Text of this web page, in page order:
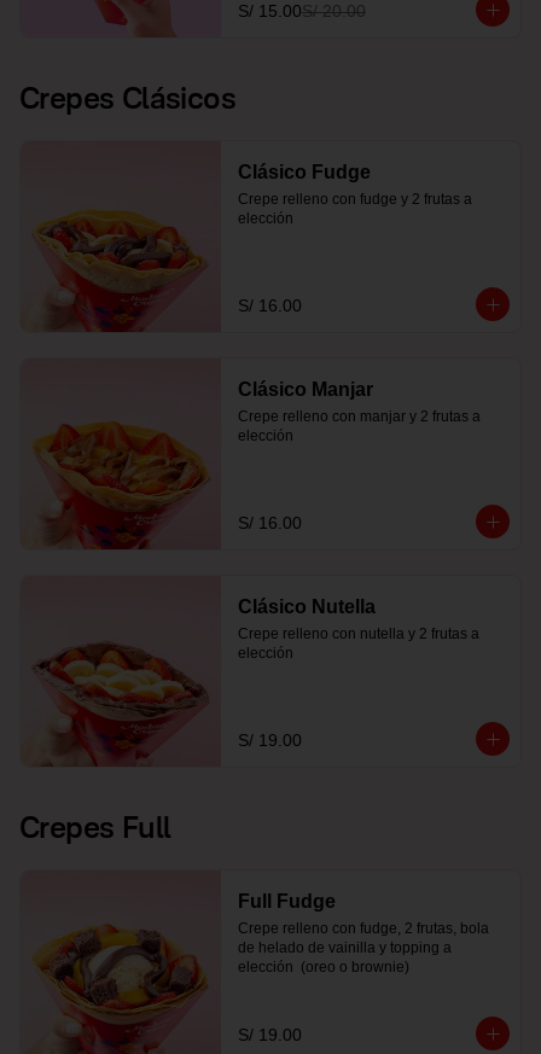
S/ 15.00S/ 20.00
Crepes Clásicos
Clásico Fudge
Crepe relleno con fudge y 2 frutas a
elección
S/ 16.00
Clásico Manjar
Crepe relleno con manjar y 2 frutas a
elección
S/ 16.00
Clásico Nutella
Crepe relleno con nutella y 2 frutas a
elección
S/ 19.00
Crepes Full
Full Fudge
Crepe relleno con fudge, 2 frutas, bola
de helado de vainilla y topping a
elección  (oreo o brownie)
S/ 19.00